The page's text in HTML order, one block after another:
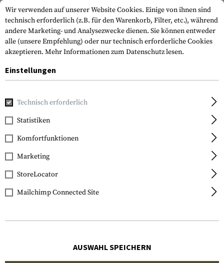
Home Outdoor & Survival
Skala Medica
SBT Stop Bleed
Tourniquet
Wir verwenden auf unserer Website Cookies. Einige von ihnen sind
technisch erforderlich (z.B. für den Warenkorb, Filter, etc.), während
andere Marketing- und Analysezwecke dienen. Sie können entweder
alle (unsere Empfehlung) oder nur technisch erforderliche Cookies
akzeptieren. Mehr Informationen zum Datenschutz lesen.
Einstellungen
Technisch erforderlich
Statistiken
Komfortfunktionen
Marketing
StoreLocator
Mailchimp Connected Site
AUSWAHL SPEICHERN